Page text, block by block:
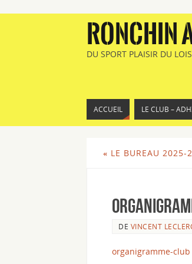
RONCHIN
DU SPORT PLAISIR DU
ACCUEIL LE CLUB –
« LE BUREAU 2025-
DE VINCENT
organigramme-club